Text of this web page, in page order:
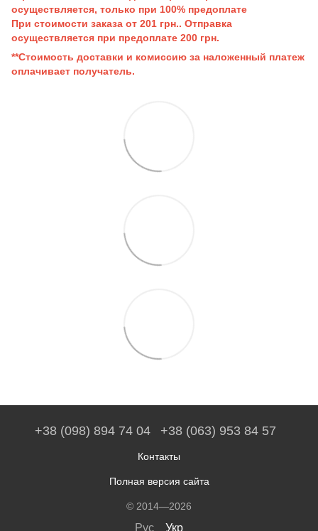
осуществляется, только при 100% предоплате
При стоимости заказа от 201 грн.. Отправка
осуществляется при предоплате 200 грн.
**Стоимость доставки и комиссию за наложенный платеж
оплачивает получатель.
+38 (098) 894 74 04 +38 (063) 953 84 57
Контакты
Полная версия сайта
© 2014—2026
Рус Укр